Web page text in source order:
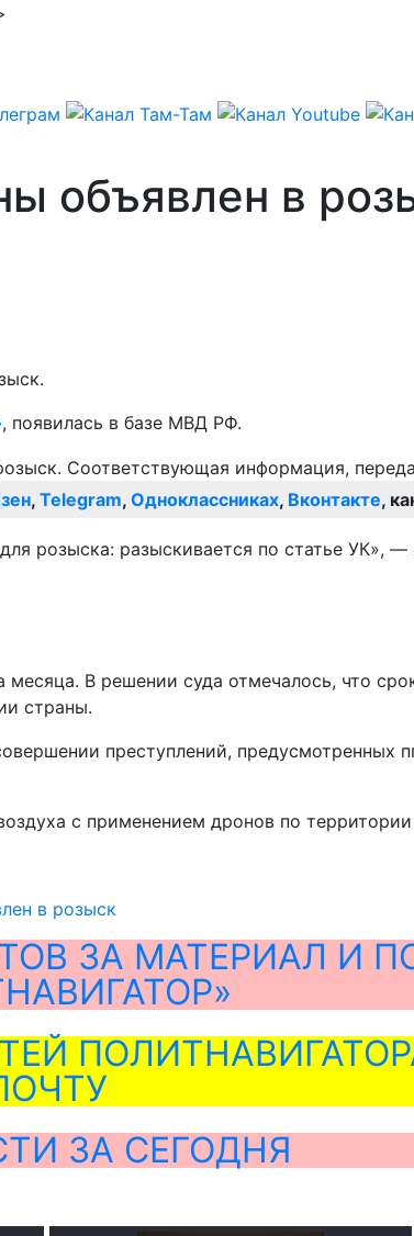
объявлен в
, появилась в базе МВД РФ.
, Telegram, Одноклассниках, Вконтакте,
розыска: разыскивается по статье УК», —
В решении суда отмечалось, что
страны.
преступлений, предусмотренных
с применением дронов по
в розыск
ЗА МАТЕРИАЛ И
ЗА СЕГОДНЯ